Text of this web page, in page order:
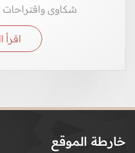
شكاوى واقتراحات
اقرأ
خارطة الموقع